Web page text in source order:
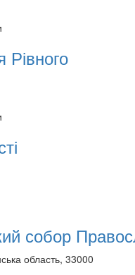
Рівного
собор
область, 33000